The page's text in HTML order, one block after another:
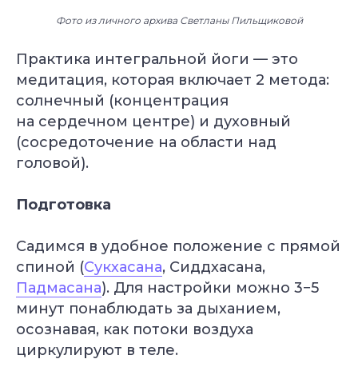
Фото из личного архива Светланы Пильщиковой
Практика интегральной йоги — это
медитация, которая включает 2 метода:
солнечный (концентрация
на сердечном центре) и духовный
(сосредоточение на области над
головой).
Подготовка
Садимся в удобное положение с прямой
спиной (Сукхасана, Сиддхасана,
Падмасана). Для настройки можно 3−5
минут понаблюдать за дыханием,
осознавая, как потоки воздуха
циркулируют в теле.